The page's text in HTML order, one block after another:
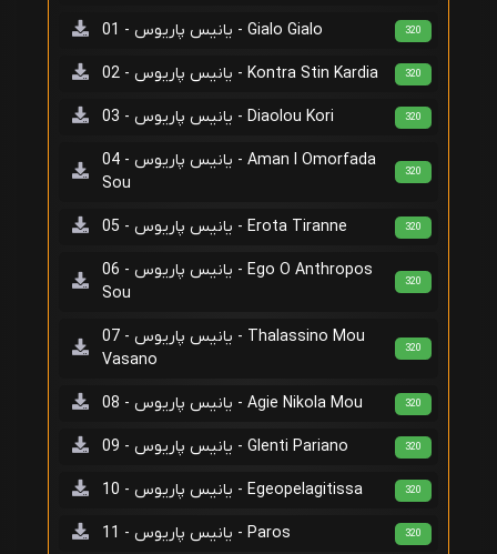
یانیس پاریوس - 01 - Gialo Gialo 320
یانیس پاریوس - 02 - Kontra Stin Kardia 320
یانیس پاریوس - 03 - Diaolou Kori 320
یانیس پاریوس - 04 - Aman I Omorfada
Sou
320
یانیس پاریوس - 05 - Erota Tiranne 320
یانیس پاریوس - 06 - Ego O Anthropos
Sou
320
یانیس پاریوس - 07 - Thalassino Mou
Vasano
320
یانیس پاریوس - 08 - Agie Nikola Mou 320
یانیس پاریوس - 09 - Glenti Pariano 320
یانیس پاریوس - 10 - Egeopelagitissa 320
یانیس پاریوس - 11 - Paros 320